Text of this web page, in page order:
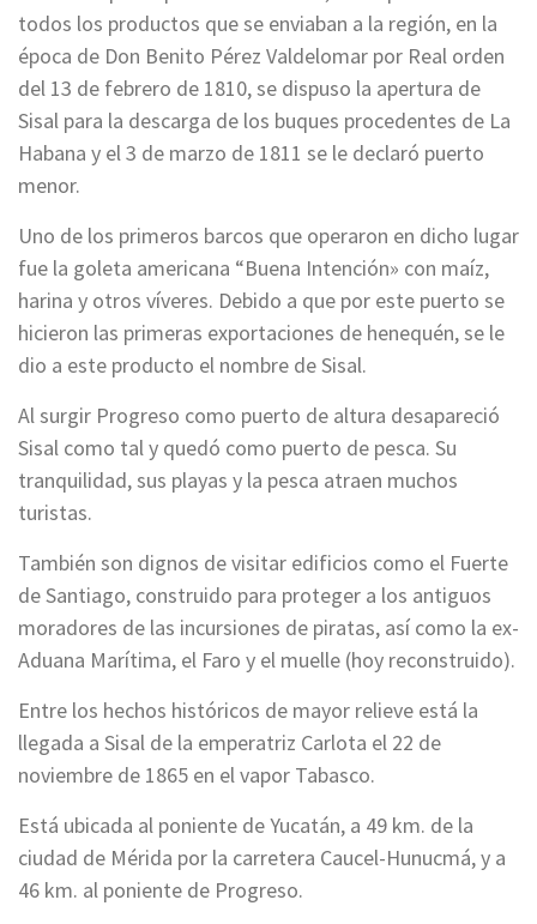
todos los productos que se enviaban a la región, en la
época de Don Benito Pérez Valdelomar por Real orden
del 13 de febrero de 1810, se dispuso la apertura de
Sisal para la descarga de los buques procedentes de La
Habana y el 3 de marzo de 1811 se le declaró puerto
menor.
Uno de los primeros barcos que operaron en dicho lugar
fue la goleta americana “Buena Intención» con maíz,
harina y otros víveres. Debido a que por este puerto se
hicieron las primeras exportaciones de henequén, se le
dio a este producto el nombre de Sisal.
Al surgir Progreso como puerto de altura desapareció
Sisal como tal y quedó como puerto de pesca. Su
tranquilidad, sus playas y la pesca atraen muchos
turistas.
También son dignos de visitar edificios como el Fuerte
de Santiago, construido para proteger a los antiguos
moradores de las incursiones de piratas, así como la ex-
Aduana Marítima, el Faro y el muelle (hoy reconstruido).
Entre los hechos históricos de mayor relieve está la
llegada a Sisal de la emperatriz Carlota el 22 de
noviembre de 1865 en el vapor Tabasco.
Está ubicada al poniente de Yucatán, a 49 km. de la
ciudad de Mérida por la carretera Caucel-Hunucmá, y a
46 km. al poniente de Progreso.